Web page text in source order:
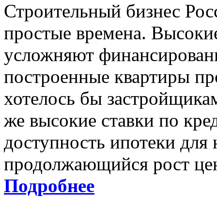
Строительный бизнес
простые времена.
усложняют
построенные квартиры
хотелось бы
же высокие ставки по
доступность ипотеки
продолжающийся рост
Подробнее